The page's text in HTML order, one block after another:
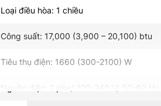
Loại điều hòa: 1 chiều
Công suất: 17,000 (3,900 – 20,100) btu
Tiêu thụ điện: 1660 (300-2100) W
Nguồn điện: 1 pha/ 220-240 V/ 50-60 Hz